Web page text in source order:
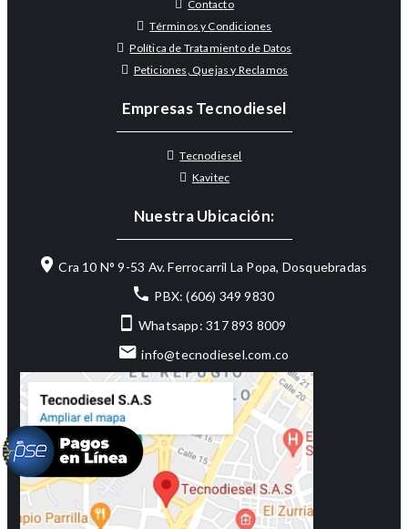
Contacto
Términos y Condiciones
Política de Tratamiento de Datos
Peticiones, Quejas y Reclamos
Empresas Tecnodiesel
Tecnodiesel
Kavitec
Nuestra Ubicación:
Cra 10 N° 9-53 Av. Ferrocarril La Popa, Dosquebradas
PBX: (606) 349 9830
Whatsapp: 317 893 8009
info@tecnodiesel.com.co